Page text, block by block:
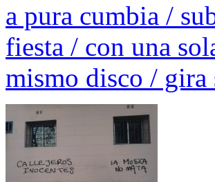
a pura cumbia /
fiesta / con una
mismo disco / gira